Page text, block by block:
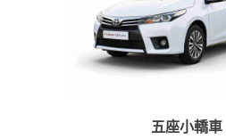
五座小轎車